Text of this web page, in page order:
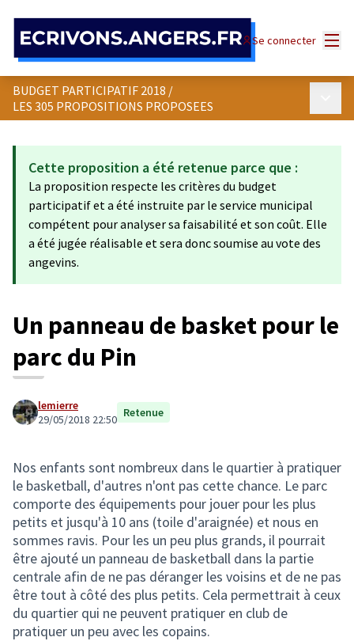
Se connecter
BUDGET PARTICIPATIF 2018 /
LES 305 PROPOSITIONS PROPOSEES
Cette proposition a été retenue parce que :
La proposition respecte les critères du budget
participatif et a été instruite par le service municipal
compétent pour analyser sa faisabilité et son coût. Elle
a été jugée réalisable et sera donc soumise au vote des
angevins.
Un panneau de basket pour le
parc du Pin
lemierre
29/05/2018 22:50 Retenue
Nos enfants sont nombreux dans le quartier à pratiquer
le basketball, d'autres n'ont pas cette chance. Le parc
comporte des équipements pour jouer pour les plus
petits et jusqu'à 10 ans (toile d'araignée) et nous en
sommes ravis. Pour les un peu plus grands, il pourrait
être ajouté un panneau de basketball dans la partie
centrale afin de ne pas déranger les voisins et de ne pas
être tout à côté des plus petits. Cela permettrait à ceux
du quartier qui ne peuvent pratiquer en club de
pratiquer un peu avec les copains.